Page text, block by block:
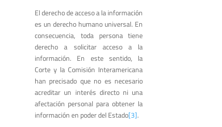
El derecho de acceso a la información
es un derecho humano universal. En
consecuencia, toda persona tiene
derecho a solicitar acceso a la
información. En este sentido, la
Corte y la Comisión Interamericana
han precisado que no es necesario
acreditar un interés directo ni una
afectación personal para obtener la
información en poder del Estado[3].